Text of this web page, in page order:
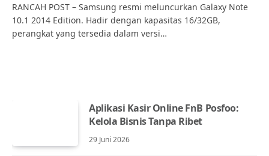
RANCAH POST – Samsung resmi meluncurkan Galaxy Note
10.1 2014 Edition. Hadir dengan kapasitas 16/32GB,
perangkat yang tersedia dalam versi…
Aplikasi Kasir Online FnB Posfoo:
Kelola Bisnis Tanpa Ribet
29 Juni 2026